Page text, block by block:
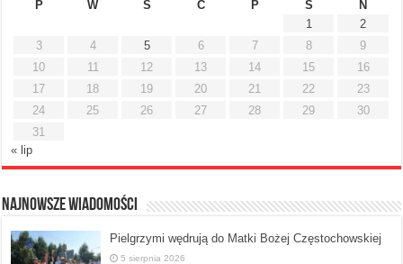
P
W Ś C P S
N
1
2
3
4 5 6 7 8
9
10
11 12 13 14 15
16
17
18 19 20 21 22
23
24
25 26 27 28 29
30
31
« lip
Najnowsze Wiadomości
Pielgrzymi wędrują do Matki Bożej Częstochowskiej
5 sierpnia 2026